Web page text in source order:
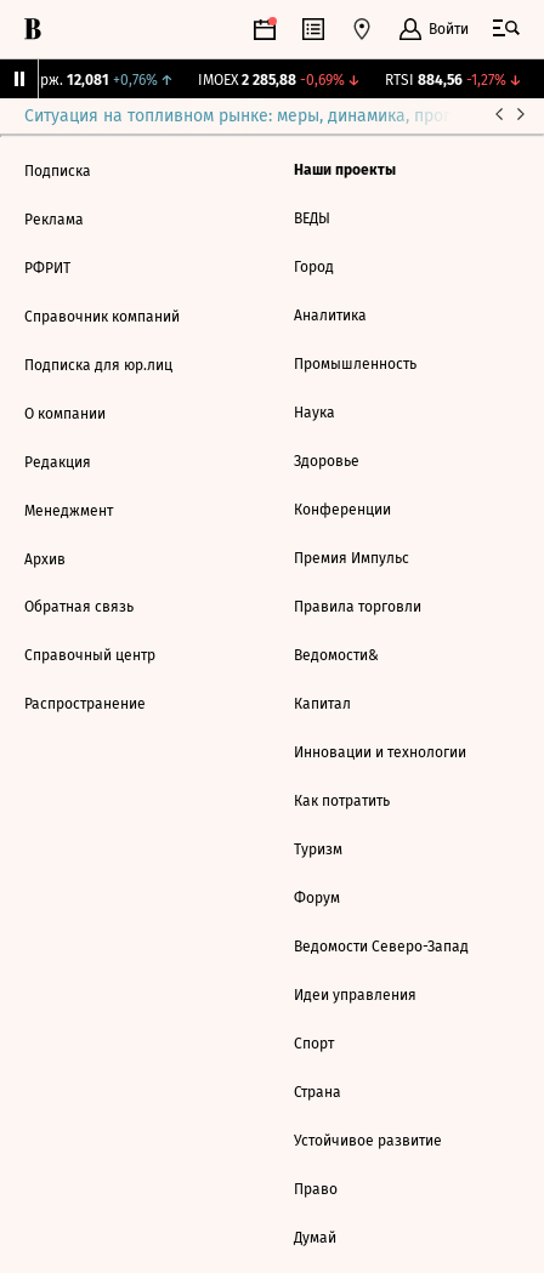
Войти
Бирж. 12,081 +0,76%↑ IMOEX 2 285,88 -0,69%↓ RTSI 884,56 -1,27%↓
Ситуация на топливном рынке: меры, динамика, прогнозы
Подписка
Реклама
РФРИТ
Справочник компаний
Подписка для юр.лиц
О компании
Редакция
Менеджмент
Архив
Обратная связь
Справочный центр
Распространение
Наши проекты
ВЕДЫ
Город
Аналитика
Промышленность
Наука
Здоровье
Конференции
Премия Импульс
Правила торговли
Ведомости&
Капитал
Инновации и технологии
Как потратить
Туризм
Форум
Ведомости Северо-Запад
Идеи управления
Спорт
Страна
Устойчивое развитие
Право
Думай